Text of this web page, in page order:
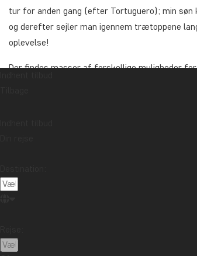
tur for anden gang (efter Tortuguero); min
og derefter sejler man igennem trætoppene
oplevelse!
Der findes masser af forskellige muligheder